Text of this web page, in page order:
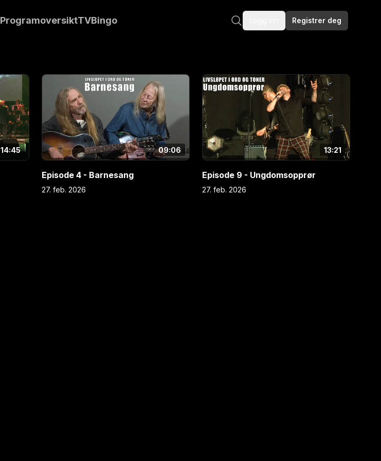
ProgramoversiktTVBingo Registrer deg
14:45 09:06
Episode 4 - Barnesang
27. feb. 2026
13:21
Episode 9 - Ungdomsopprør
27. feb. 2026